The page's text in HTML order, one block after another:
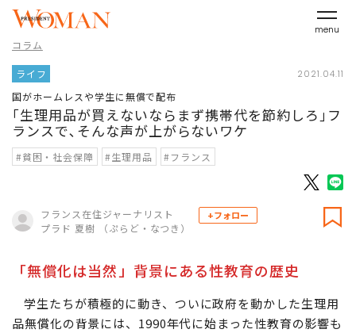
menu
コラム
ライフ 2021.04.11
国がホームレスや学生に無償で配布
｢生理用品が買えないならまず携帯代を節約しろ｣フ
ランスで､そんな声が上がらないワケ
#貧困・社会保障 #生理用品 #フランス
フランス在住ジャーナリスト
プラド 夏樹 （ぷらど・なつき）
+フォロー
「無償化は当然」背景にある性教育の歴史
学生たちが積極的に動き、ついに政府を動かした生理用
品無償化の背景には、1990年代に始まった性教育の影響も